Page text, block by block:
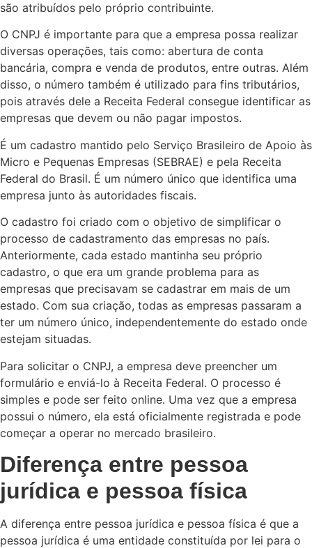
são atribuídos pelo próprio contribuinte.
O CNPJ é importante para que a empresa possa realizar
diversas operações, tais como: abertura de conta
bancária, compra e venda de produtos, entre outras. Além
disso, o número também é utilizado para fins tributários,
pois através dele a Receita Federal consegue identificar as
empresas que devem ou não pagar impostos.
É um cadastro mantido pelo Serviço Brasileiro de Apoio às
Micro e Pequenas Empresas (SEBRAE) e pela Receita
Federal do Brasil. É um número único que identifica uma
empresa junto às autoridades fiscais.
O cadastro foi criado com o objetivo de simplificar o
processo de cadastramento das empresas no país.
Anteriormente, cada estado mantinha seu próprio
cadastro, o que era um grande problema para as
empresas que precisavam se cadastrar em mais de um
estado. Com sua criação, todas as empresas passaram a
ter um número único, independentemente do estado onde
estejam situadas.
Para solicitar o CNPJ, a empresa deve preencher um
formulário e enviá-lo à Receita Federal. O processo é
simples e pode ser feito online. Uma vez que a empresa
possui o número, ela está oficialmente registrada e pode
começar a operar no mercado brasileiro.
Diferença entre pessoa
jurídica e pessoa física
A diferença entre pessoa jurídica e pessoa física é que a
pessoa jurídica é uma entidade constituída por lei para o